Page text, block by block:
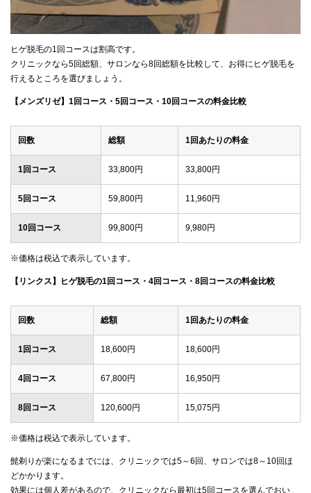
ヒゲ脱毛の1回コースは割高です。
クリニックなら5回総額、サロンなら8回総額を比較して、お得にヒゲ脱毛を
行えるところを選びましょう。
【メンズリゼ】1回コース・5回コース・10回コースの料金比較
回数 総額 1回あたりの料金
1回コース 33,800円 33,800円
5回コース 59,800円 11,960円
10回コース 99,800円 9,980円
※価格は税込で表示しています。
【リンクス】ヒゲ脱毛の1回コース・4回コース・8回コースの料金比較
回数 総額 1回あたりの料金
1回コース 18,600円 18,600円
4回コース 67,800円 16,950円
8回コース 120,600円 15,075円
※価格は税込で表示しています。
髭剃りが楽になるまでには、クリニックでは5～6回、サロンでは8～10回ほ
どかかります。
効果には個人差があるので、クリニックなら最初は5回コースを選んでおい